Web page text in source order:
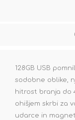
128GB USB
sodobne oblike,
hitrost branja do
ohišjem skrbi za
udarce in